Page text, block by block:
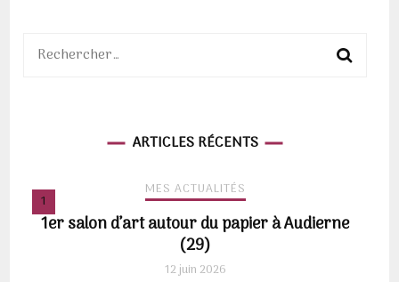
Rechercher :
ARTICLES RÉCENTS
MES ACTUALITÉS
1er salon d’art autour du papier à Audierne
(29)
12 juin 2026